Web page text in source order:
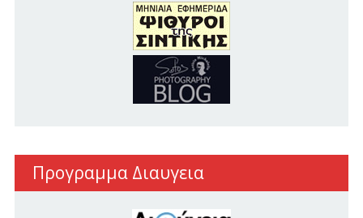
Προγραμμα Διαυγεια